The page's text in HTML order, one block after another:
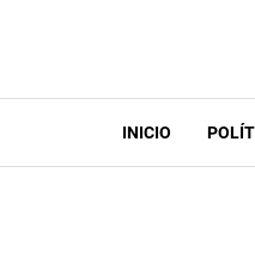
INICIO